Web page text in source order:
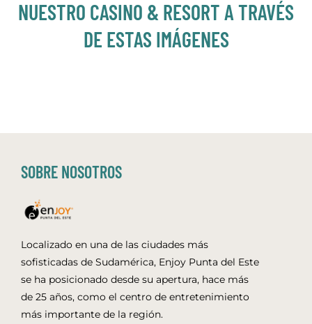
NUESTRO CASINO & RESORT A TRAVÉS
DE ESTAS IMÁGENES
SOBRE NOSOTROS
Localizado en una de las ciudades más
sofisticadas de Sudamérica, Enjoy Punta del Este
se ha posicionado desde su apertura, hace más
de 25 años, como el centro de entretenimiento
más importante de la región.